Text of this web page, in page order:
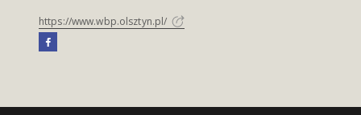
https://www.wbp.olsztyn.pl/